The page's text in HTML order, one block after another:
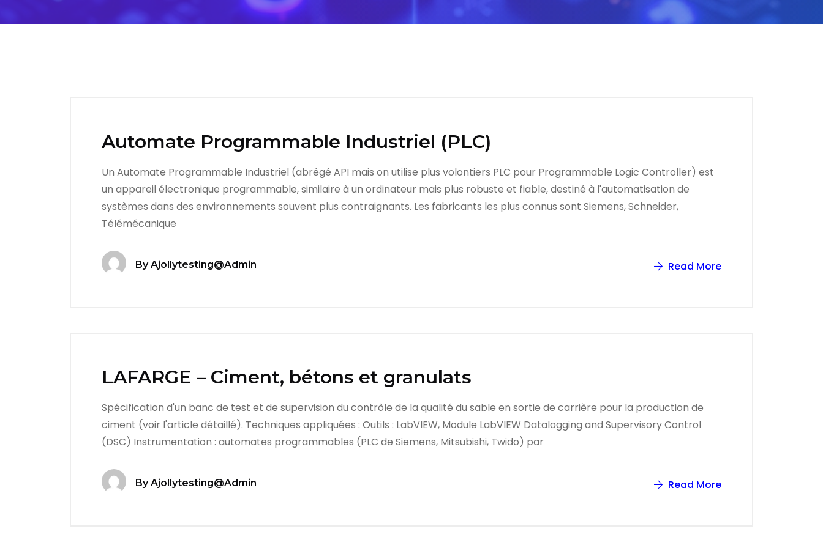
Automate Programmable Industriel (PLC)
Un Automate Programmable Industriel (abrégé API mais on utilise plus volontiers PLC pour Programmable Logic Controller) est
un appareil électronique programmable, similaire à un ordinateur mais plus robuste et fiable, destiné à l'automatisation de
systèmes dans des environnements souvent plus contraignants. Les fabricants les plus connus sont Siemens, Schneider,
Télémécanique
ByAjollytesting@admin Read More
LAFARGE – Ciment, bétons et granulats
Spécification d'un banc de test et de supervision du contrôle de la qualité du sable en sortie de carrière pour la production de
ciment (voir l'article détaillé). Techniques appliquées : Outils : LabVIEW, Module LabVIEW Datalogging and Supervisory Control
(DSC) Instrumentation : automates programmables (PLC de Siemens, Mitsubishi, Twido) par
ByAjollytesting@admin Read More